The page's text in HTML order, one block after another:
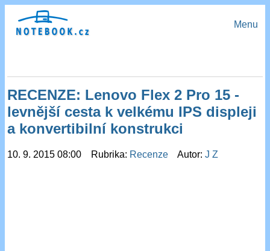
Menu
RECENZE: Lenovo Flex 2 Pro 15 -
levnější cesta k velkému IPS displeji
a konvertibilní konstrukci
10. 9. 2015 08:00 Rubrika: Recenze Autor:J Z